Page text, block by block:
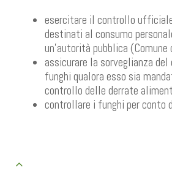
esercitare il controllo
destinati al consumo
un’autorità pubblica (Comune
assicurare la sorveglianza del
funghi qualora esso sia
controllo delle derrate
controllare i funghi per conto